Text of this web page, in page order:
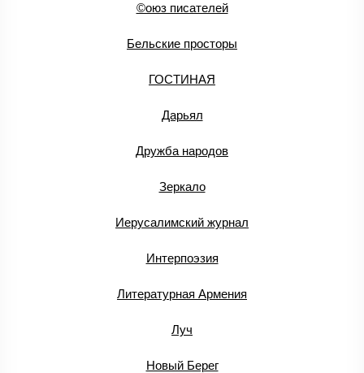
©оюз писателей
Бельские просторы
ГОСТИНАЯ
Дарьял
Дружба народов
Зеркало
Иерусалимский журнал
Интерпоэзия
Литературная Армения
Луч
Новый Берег